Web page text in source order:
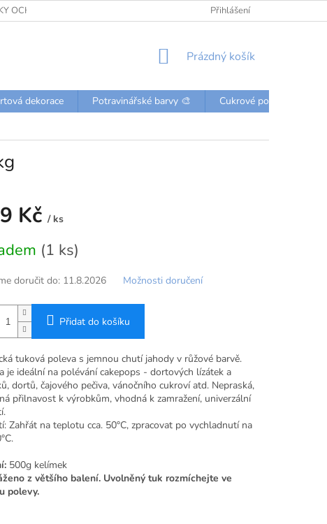
OCHRANY OSOBNÍCH ÚDAJŮ KONTAKTYPřihlášení
NÁKUPNÍ
Prázdný košík
dekorace Potravinářské barvy 🎨
Cukrové posypky a
Kč / ks
(1 ks)
doručit do: 11.8.2026 Možnosti doručení
Přidat do košíku
tuková poleva s jemnou chutí jahody v růžové barvě.
je ideální na polévání cakepops - dortových lízátek a
dortů, čajového pečiva, vánočního cukroví atd. Nepraská,
přilnavost k výrobkům, vhodná k zamražení, univerzální
Zahřát na teplotu cca. 50°C, zpracovat po vychladnutí na
500g kelímek
z většího balení. Uvolněný tuk rozmíchejte ve
polevy.